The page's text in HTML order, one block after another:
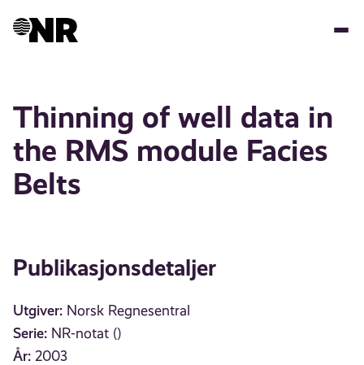
Thinning of well data in
the RMS module Facies
Belts
Publikasjonsdetaljer
Utgiver: Norsk Regnesentral
Serie: NR-notat ()
År: 2003